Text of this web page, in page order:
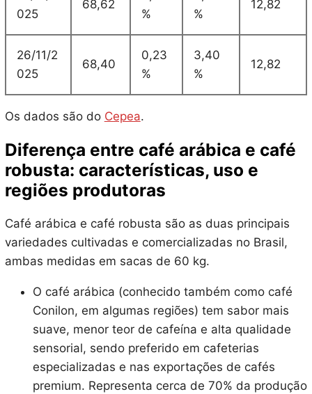
025
68,62
%
%
12,82
26/11/2
025
68,40
0,23
%
3,40
%
12,82
Os dados são do Cepea.
Diferença entre café arábica e café
robusta: características, uso e
regiões produtoras
Café arábica e café robusta são as duas principais
variedades cultivadas e comercializadas no Brasil,
ambas medidas em sacas de 60 kg.
O café arábica (conhecido também como café
Conilon, em algumas regiões) tem sabor mais
suave, menor teor de cafeína e alta qualidade
sensorial, sendo preferido em cafeterias
especializadas e nas exportações de cafés
premium. Representa cerca de 70% da produção